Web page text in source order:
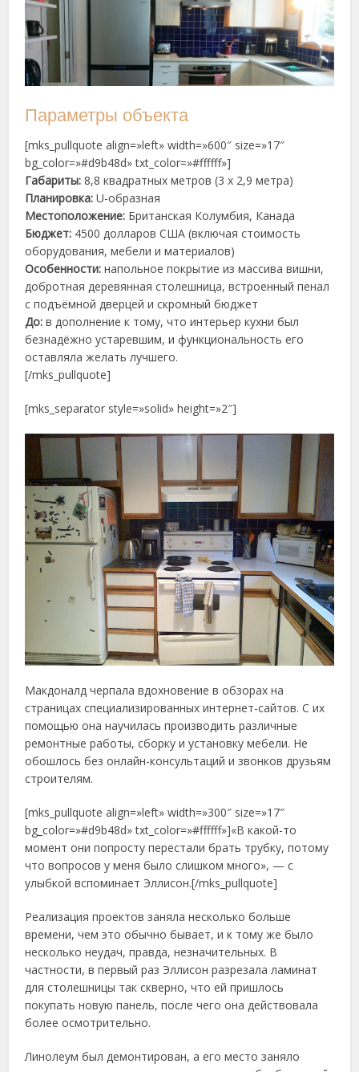
Параметры объекта
[mks_pullquote align=»left» width=»600″ size=»17″
bg_color=»#d9b48d» txt_color=»#ffffff»]
Габариты: 8,8 квадратных метров (3 х 2,9 метра)
Планировка: U-образная
Местоположение: Британская Колумбия, Канада
Бюджет: 4500 долларов США (включая стоимость
оборудования, мебели и материалов)
Особенности: напольное покрытие из массива вишни,
добротная деревянная столешница, встроенный пенал
с подъёмной дверцей и скромный бюджет
До: в дополнение к тому, что интерьер кухни был
безнадёжно устаревшим, и функциональность его
оставляла желать лучшего.
[/mks_pullquote]
[mks_separator style=»solid» height=»2″]
Макдоналд черпала вдохновение в обзорах на
страницах специализированных интернет-сайтов. С их
помощью она научилась производить различные
ремонтные работы, сборку и установку мебели. Не
обошлось без онлайн-консультаций и звонков друзьям
строителям.
[mks_pullquote align=»left» width=»300″ size=»17″
bg_color=»#d9b48d» txt_color=»#ffffff»]«В какой-то
момент они попросту перестали брать трубку, потому
что вопросов у меня было слишком много», — с
улыбкой вспоминает Эллисон.[/mks_pullquote]
Реализация проектов заняла несколько больше
времени, чем это обычно бывает, и к тому же было
несколько неудач, правда, незначительных. В
частности, в первый раз Эллисон разрезала ламинат
для столешницы так скверно, что ей пришлось
покупать новую панель, после чего она действовала
более осмотрительно.
Линолеум был демонтирован, а его место заняло